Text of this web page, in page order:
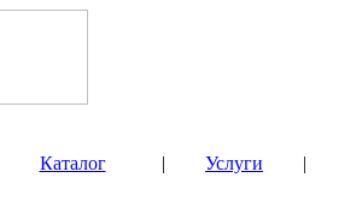
Каталог | Услуги |